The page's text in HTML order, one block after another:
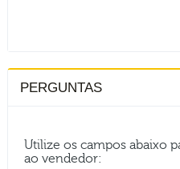
PERGUNTAS
Utilize os campos abaixo
ao vendedor: